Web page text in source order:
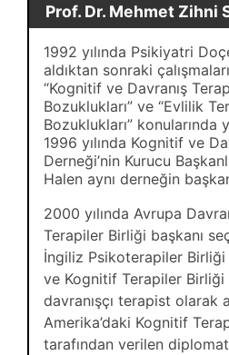
Prof. Dr. Mehmet Zihni
1992 yılında Psikiyatri
aldıktan sonraki
“Kognitif ve Davranış
Bozuklukları” ve “Evlilik
Bozuklukları” konularında
1996 yılında Kognitif ve
Derneği’nin Kurucu
Halen aynı derneğin
2000 yılında Avrupa
Terapiler Birliği başkanı
İngiliz Psikoterapiler Birliği
ve Kognitif Terapiler
davranışçı terapist olarak
Amerika’daki Kognitif
tarafından verilen